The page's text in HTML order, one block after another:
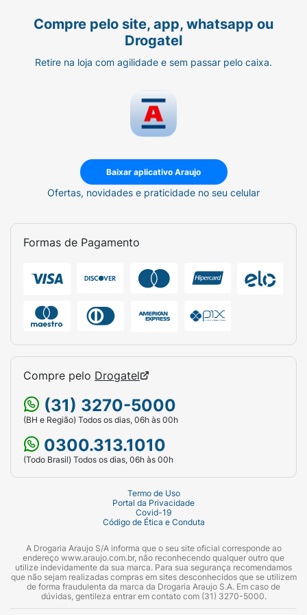
suas mãos ou em uma esponja.
Passo 2. Depois ensaboe o corpo e aproveite
Passo 3. Finalmente, enxágue e sinta a
hidratação de sua pele. Caso deseje, repita o
processo e aproveite sua textura suave.
Compre pelo site, app, whatsapp ou
Drogatel
Retire na loja com agilidade e sem passar pelo caixa.
Baixar aplicativo Araujo
Ofertas, novidades e praticidade no seu celular
Formas de Pagamento
Compre pelo Drogatel
(31) 3270-5000
(BH e Região) Todos os dias, 06h às 00h
0300.313.1010
(Todo Brasil) Todos os dias, 06h às 00h
Termo de Uso
Portal da Privacidade
Covid-19
Código de Ética e Conduta
A Drogaria Araujo S/A informa que o seu site oficial corresponde ao
endereço www.araujo.com.br, não reconhecendo qualquer outro que
utilize indevidamente da sua marca. Para sua segurança recomendamos
que não sejam realizadas compras em sites desconhecidos que se utilizem
de forma fraudulenta da marca da Drogaria Araujo S.A. Em caso de
dúvidas, gentileza entrar em contato com (31) 3270-5000.